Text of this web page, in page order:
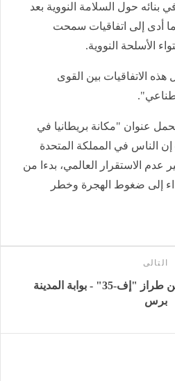
بنائه حول السلامة النووية بعد
مما أدى إلى اتفاقيات سمحت
الأسلحة النووية.
الاتفاقيات بين القوى
عنوان "مكانة بريطانيا في
إن الناس في المملكة المتحدة
عدم الاستقرار العالمي، بدءا من
إلى ضغوط الهجرة وخطر
التالى
تحطم مقاتلة أميركية من طراز "إف-35" - بوابة المدينة
برس